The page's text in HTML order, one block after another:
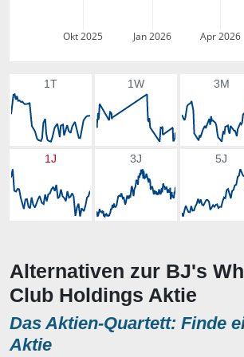
Okt 2025 Jan 2026 Apr 2026
1T 1W 3M
1J 3J 5J
Alternativen zur BJ's
Club Holdings Aktie
Das Aktien-Quartett: Finde
Aktie